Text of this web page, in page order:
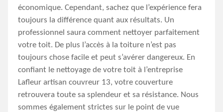
économique. Cependant, sachez que l’expérience fera
toujours la différence quant aux résultats. Un
professionnel saura comment nettoyer parfaitement
votre toit. De plus l’accès à la toiture n’est pas
toujours chose facile et peut s’avérer dangereux. En
confiant le nettoyage de votre toit à l’entreprise
Lafleur artisan couvreur 13, votre couverture
retrouvera toute sa splendeur et sa résistance. Nous
sommes également strictes sur le point de vue